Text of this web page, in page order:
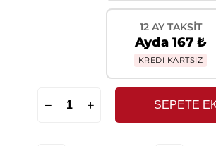
12 AY TAKSIT
Ayda 167 ₺
KREDİ KARTSIZ